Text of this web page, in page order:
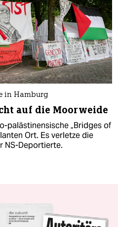
in Hamburg
auf die Moorweide
palästinensische „Bridges of
Ort. Es verletze die
NS-Deportierte.